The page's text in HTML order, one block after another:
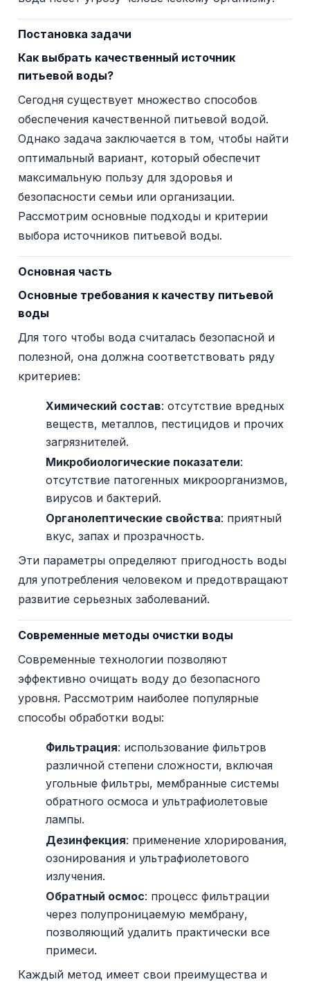
Постановка задачи
Как выбрать качественный источник
питьевой воды?
Сегодня существует множество способов
обеспечения качественной питьевой водой.
Однако задача заключается в том, чтобы найти
оптимальный вариант, который обеспечит
максимальную пользу для здоровья и
безопасности семьи или организации.
Рассмотрим основные подходы и критерии
выбора источников питьевой воды.
Основная часть
Основные требования к качеству питьевой
воды
Для того чтобы вода считалась безопасной и
полезной, она должна соответствовать ряду
критериев:
Химический состав: отсутствие вредных
веществ, металлов, пестицидов и прочих
загрязнителей.
Микробиологические показатели:
отсутствие патогенных микроорганизмов,
вирусов и бактерий.
Органолептические свойства: приятный
вкус, запах и прозрачность.
Эти параметры определяют пригодность воды
для употребления человеком и предотвращают
развитие серьезных заболеваний.
Современные методы очистки воды
Современные технологии позволяют
эффективно очищать воду до безопасного
уровня. Рассмотрим наиболее популярные
способы обработки воды:
Фильтрация: использование фильтров
различной степени сложности, включая
угольные фильтры, мембранные системы
обратного осмоса и ультрафиолетовые
лампы.
Дезинфекция: применение хлорирования,
озонирования и ультрафиолетового
излучения.
Обратный осмос: процесс фильтрации
через полупроницаемую мембрану,
позволяющий удалить практически все
примеси.
Каждый метод имеет свои преимущества и